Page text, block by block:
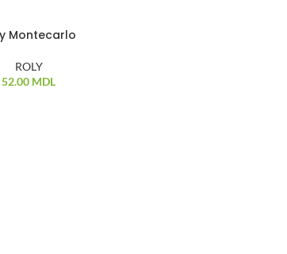
Montecarlo
ROLY
52.00 MDL